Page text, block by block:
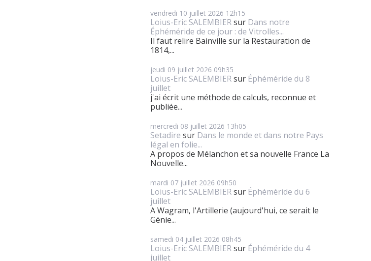
vendredi 10 juillet 2026 12h15
Loius-Eric SALEMBIERsur Dans notre
Éphéméride de ce jour : de Vitrolles...
Il faut relire Bainville sur la Restauration de
1814,...
jeudi 09 juillet 2026 09h35
Loius-Eric SALEMBIERsur Éphéméride du 8
juillet
j'ai écrit une méthode de calculs, reconnue et
publiée...
mercredi 08 juillet 2026 13h05
Setadire sur Dans le monde et dans notre Pays
légal en folie...
A propos de Mélanchon et sa nouvelle France La
Nouvelle...
mardi 07 juillet 2026 09h50
Loius-Eric SALEMBIERsur Éphéméride du 6
juillet
A Wagram, l'Artillerie (aujourd'hui, ce serait le
Génie...
samedi 04 juillet 2026 08h45
Loius-Eric SALEMBIERsur Éphéméride du 4
juillet